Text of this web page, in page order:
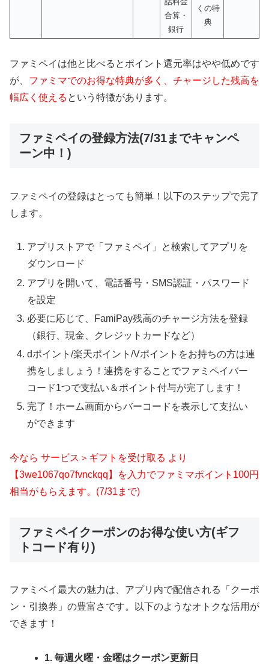
合算・
銀行
くの特
典
ファミペイは他と比べるとポイント還元率はやや低めです
が、 ファミマでのお得な特典が多く、チャージした残高を
幅広く使える という特徴があります。
ファミペイの登録方法(7/31までキャンペ
ーン中！)
ファミペイの登録はとっても簡単！以下のステップで完了
します。
アプリストアで「ファミペイ」と検索してアプリを
ダウンロード
アプリを開いて、電話番号・SMS認証・パスワード
を設定
必要に応じて、FamiPay残高のチャージ方法を登録
（銀行、現金、クレジットカードなど）
dポイント/楽天ポイント/Vポイントをお持ちの方は連
携をしましょう！連携をすることでファミペイバー
コード1つで支払い＆ポイント付与が完了します！
完了！ホーム画面からバーコードを表示して支払い
ができます
今なら サービス＞ギフトを受け取る より
【3we1067qo7fvnckqq】を入力でファミマポイント100円
相当がもらえます。(7/31まで)
ファミペイクーポンのお得な使い方(ギフ
トコード有り)
ファミペイ最大の魅力は、アプリ内で配信される「クーポ
ン・引換券」の豊富さです。以下のようなオトクな活用が
できます！
1. 毎週火曜・金曜はクーポン更新日